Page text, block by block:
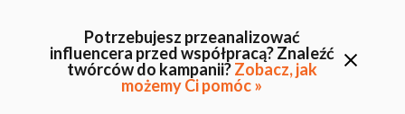
Potrzebujesz przeanalizować
influencera przed współpracą? Znaleźć
twórców do kampanii?Zobacz, jak
możemy Ci pomóc »